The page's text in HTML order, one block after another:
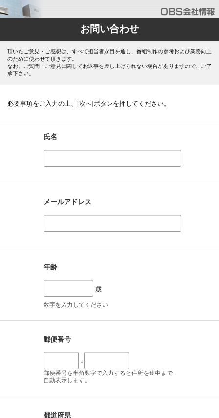
お問い合わせ
頂いたご意見・ご感想は、すべて担当者が目を通し、番組制作の参考および業務向上
のために使わせて頂きます。
なお、ご質問・ご意見に関してお返事を差し上げられない場合がありますので、ご了
承下さい。
必要事項をご入力の上、[次へ]ボタンを押してください。
氏名
メールアドレス
年齢
歳
数字を入力してください
郵便番号
-
郵便番号を半角数字で入力すると住所を途中まで
自動表示します。
都道府県